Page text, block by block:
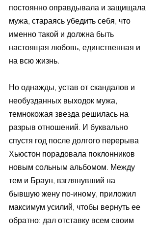
постоянно оправдывала и защищала
мужа, стараясь убедить себя, что
именно такой и должна быть
настоящая любовь, единственная и
на всю жизнь.
Но однажды, устав от скандалов и
необузданных выходок мужа,
темнокожая звезда решилась на
разрыв отношений. И буквально
спустя год после долгого перерыва
Хьюстон порадовала поклонников
новым сольным альбомом. Между
тем и Браун, взглянувший на
бывшую жену по-иному, приложил
максимум усилий, чтобы вернуть ее
обратно: дал отставку всем своим